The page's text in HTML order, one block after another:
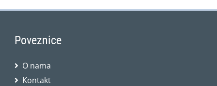
Poveznice
O nama
Kontakt